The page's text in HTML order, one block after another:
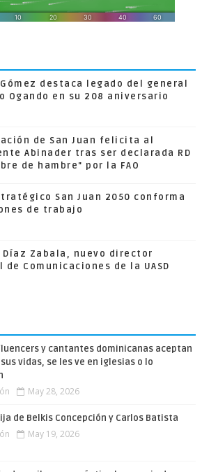
destaca legado del general
Ogando en su 208 aniversario
de San Juan felicita al
Abinader tras ser declarada RD
de hambre" por la FAO
San Juan 2050 conforma
de trabajo
Díaz Zabala, nuevo director
de Comunicaciones de la UASD
y cantantes dominicanas aceptan
sus vidas, se les ve en iglesias o lo
May 28, 2026
de Belkis Concepción y Carlos Batista
May 19, 2026